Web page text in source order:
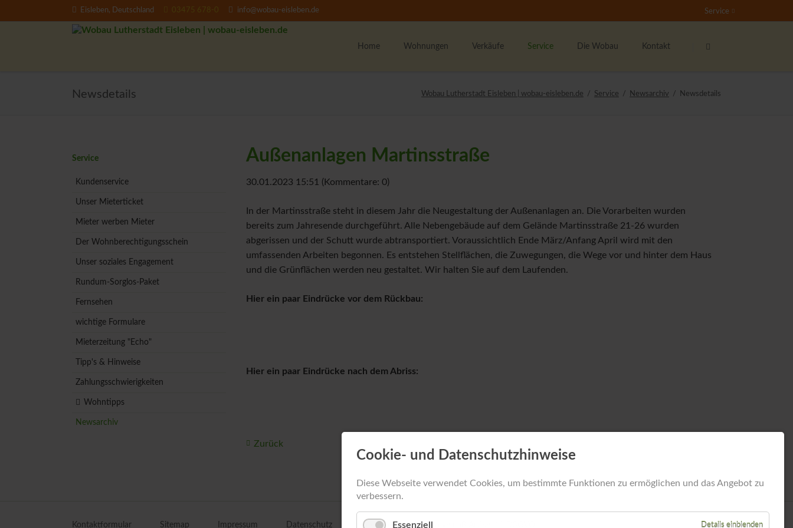
Eisleben, Deutschland 03475 678-0 info@wobau-eisleben.de
Service
überspringen
Home Wohnungen
1-Raumwohnungen
4-Raumwohnungen
Verkäufe Service
Unser Mieterticket
wichtige Formulare
Tipp's & Hinweise
Zahlungsschwierigkeiten
Die Wobau
Bester Vermieter 2021
Kontakt
Kontaktformular
Newsdetails Wobau Lutherstadt Eisleben | wobau-eisleben.de Service Newsarchiv Newsdetails
Außenanlagen Martinsstraße
30.01.2023 15:51 (Kommentare: 0)
In der Martinsstraße steht in diesem Jahr die Neugestaltung der Außenanlagen an. Die Vorarbeiten wurden
bereits zum Jahresende durchgeführt. Alle Nebengebäude auf dem Gelände Martinsstraße 21-26 wurden
abgerissen und der Schutt wurde abtransportiert. Voraussichtlich Ende März/Anfang April wird mit den
umfassenden Arbeiten begonnen. Es entstehen Stellflächen, die Zuwegungen, die Wege vor und hinter dem Haus
und die Grünflächen werden neu gestaltet. Wir halten Sie auf dem Laufenden.
Hier ein paar Eindrücke vor dem Rückbau:
Hier ein paar Eindrücke nach dem Abriss:
Zurück
Navigation
Service
Kundenservice
Unser Mieterticket
Mieter werben Mieter
Der Wohnberechtigungsschein
Unser soziales Engagement
Rundum-Sorglos-Paket
Fernsehen
wichtige Formulare
Mieterzeitung "Echo"
Tipp's & Hinweise
Zahlungsschwierigkeiten
Wohntipps
Newsarchiv
überspringen
Kontaktformular Sitemap Impressum Datenschutz Informationspflichten gemäß Artikel 13 DSGVO
Cookie- und Datenschutzhinweise
Diese Webseite verwendet Cookies, um bestimmte Funktionen zu ermöglichen und das Angebot zu
verbessern.
Essenziell Details einblenden